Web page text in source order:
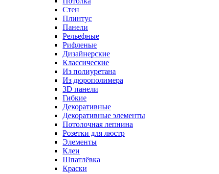
Стен
Плинтус
Панели
Рельефные
Рифленые
Дизайнерские
Классические
Из полиуретана
Из дюрополимера
3D панели
Гибкие
Декоративные
Декоративные элементы
Потолочная лепнина
Розетки для люстр
Элементы
Клеи
Шпатлёвка
Краски